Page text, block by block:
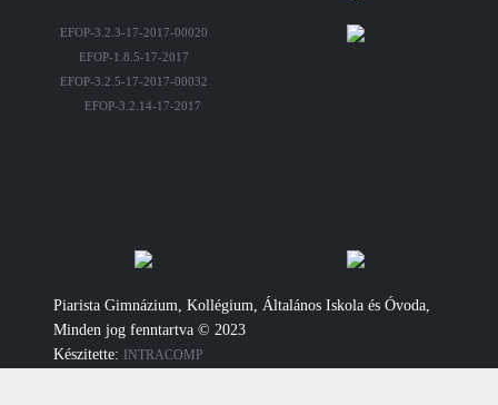
EFOP-3.2.3-17-2017-00020
EFOP-1.8.5-17-2017
EFOP-3.2.5-17-2017-00032
EFOP-3.2.14-17-2017
Piarista Gimnázium, Kollégium, Általános Iskola és Óvoda,
Minden jog fenntartva © 2023
Készitette:
INTRACOMP